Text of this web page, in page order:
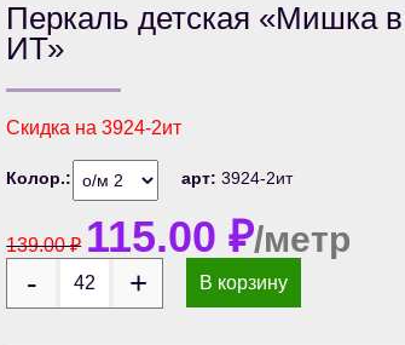
Перкаль детская «Мишка в
ИТ»
Скидка на3924-2ит
Колор.: арт:3924-2ит
139.00₽ 115.00₽/метр
В корзину